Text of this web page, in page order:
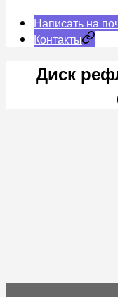
Написать на
Контакты
Диск